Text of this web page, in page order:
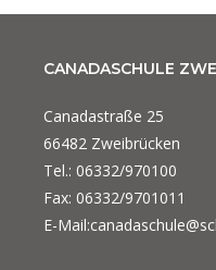
CANADASCHULE
Canadastraße 25
66482 Zweibrücken
Tel.: 06332/970100
Fax: 06332/9701011
E-